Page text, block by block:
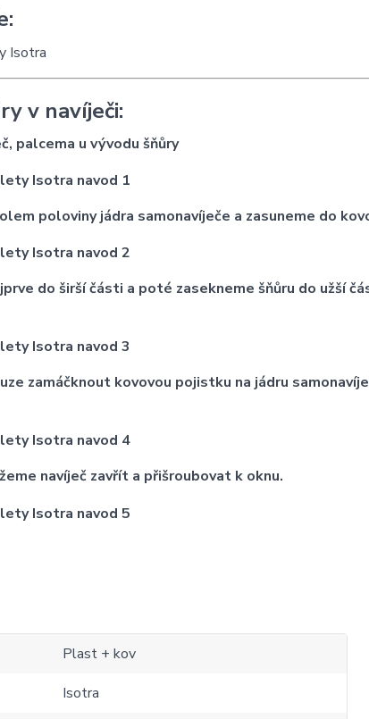
v navíječi:
palcema u vývodu šňůry
poloviny jádra samonavíječe a zasuneme do
do širší části a poté zasekneme šňůru do užší
zamáčknout kovovou pojistku na jádru
navíječ zavřít a přišroubovat k oknu.
Plast + kov
Isotra